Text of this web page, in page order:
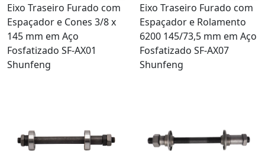
Eixo Traseiro Furado com
Espaçador e Cones 3/8 x
145 mm em Aço
Fosfatizado SF-AX01
Shunfeng
Eixo Traseiro Furado com
Espaçador e Rolamento
6200 145/73,5 mm em Aço
Fosfatizado SF-AX07
Shunfeng